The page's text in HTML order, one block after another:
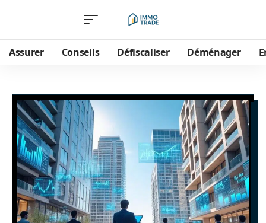
Assurer Conseils Défiscaliser Déménager